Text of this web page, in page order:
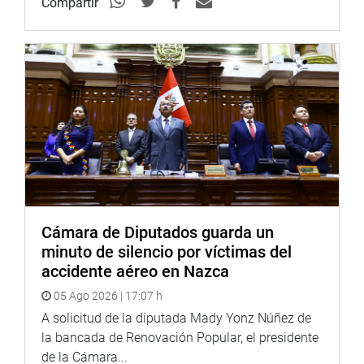
de la Asociación de Ambulantes 30 de enero, visitando a
cada uno de los comerciantes y compartiendo su lucha
diaria por salir adelante con trabajo honesto.
Cámara de Diputados guarda un
minuto de silencio por víctimas del
accidente aéreo en Nazca
05 Ago 2026 | 17:07 h
A solicitud de la diputada Mady Yonz Núñez de
la bancada de Renovación Popular, el presidente
de la Cámara...